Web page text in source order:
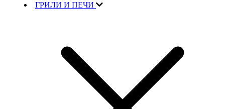
ГРИЛИ И ПЕЧИ